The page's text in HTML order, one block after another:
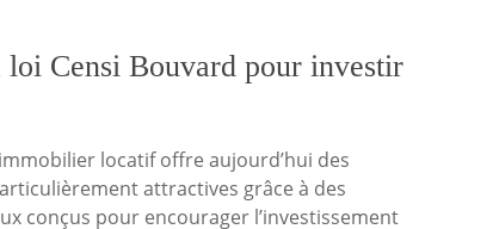
Censi Bouvard pour investir
locatif offre aujourd’hui des
attractives grâce à des
conçus pour encourager l’investissement